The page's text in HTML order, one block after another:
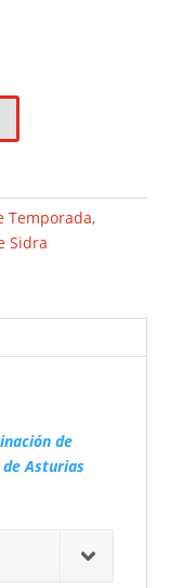
Temporada,
Sidra
de
de Asturias